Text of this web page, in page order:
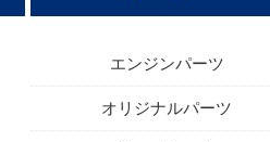
エンジンパーツ
オリジナルパーツ